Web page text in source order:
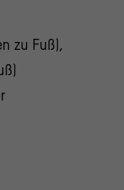
zu Fuß),